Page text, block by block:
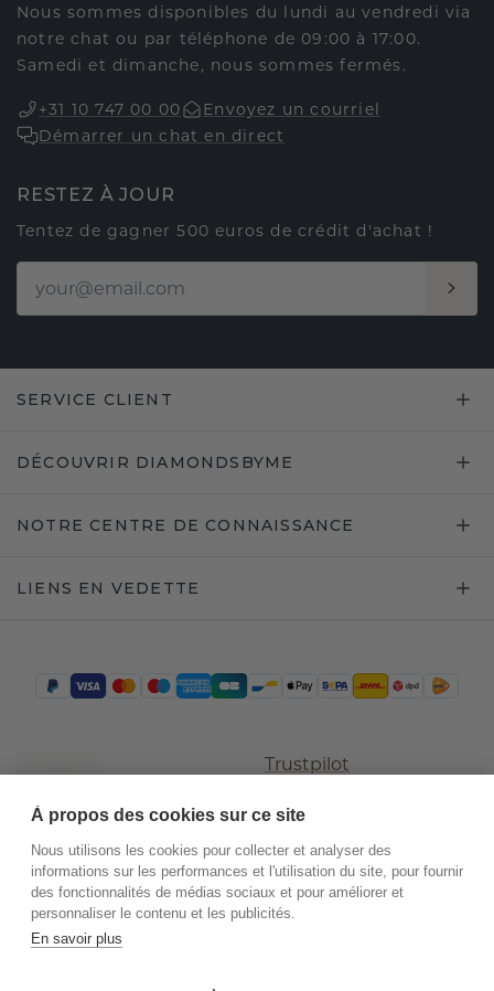
Nous sommes disponibles du lundi au vendredi via
notre chat ou par téléphone de 09:00 à 17:00.
Samedi et dimanche, nous sommes fermés.
+31 10 747 00 00
Envoyez un courriel
Démarrer un chat en direct
RESTEZ À JOUR
Tentez de gagner 500 euros de crédit d'achat !
SERVICE CLIENT
DÉCOUVRIR DIAMONDSBYME
NOTRE CENTRE DE CONNAISSANCE
LIENS EN VEDETTE
Trustpilot
.DiamondsByMe
À propos des cookies sur ce site
Nous utilisons les cookies pour collecter et analyser des
informations sur les performances et l'utilisation du site, pour fournir
des fonctionnalités de médias sociaux et pour améliorer et
personnaliser le contenu et les publicités.
En savoir plus